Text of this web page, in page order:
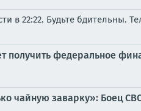
в 22:22. Будьте бдительны.
получить федеральное
чайную заварку»: Боец